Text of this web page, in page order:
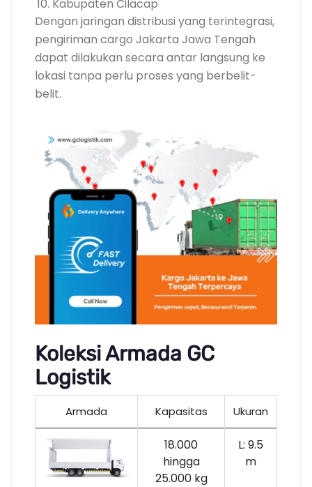
Kabupaten Cilacap
Dengan jaringan distribusi yang terintegrasi,
pengiriman cargo Jakarta Jawa Tengah
dapat dilakukan secara antar langsung ke
lokasi tanpa perlu proses yang berbelit-
belit.
Koleksi Armada GC
Logistik
Armada Kapasitas Ukuran
18.000
hingga
25.000 kg
L: 9.5
m